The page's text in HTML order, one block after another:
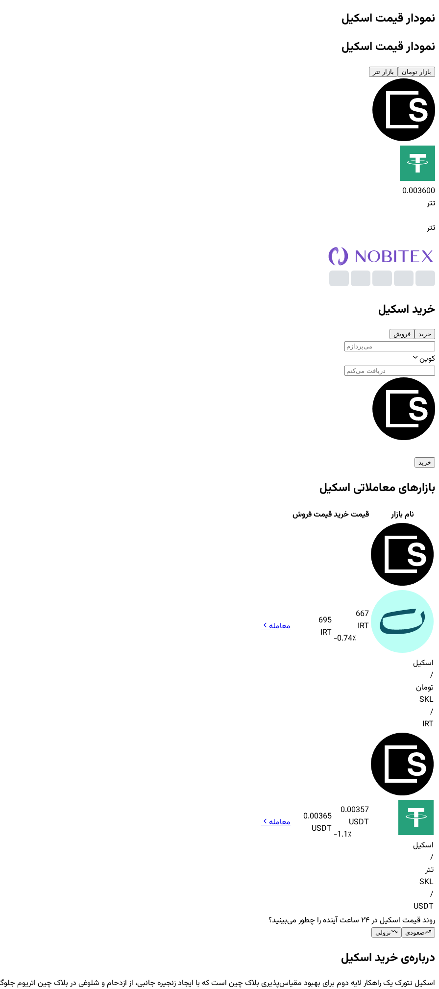
نمودار قیمت اسکیل
نمودار قیمت اسکیل
بازار تومان بازار تتر
0.003600
تتر
تتر
خرید اسکیل
خرید فروش
کوین
خرید
بازارهای معاملاتی اسکیل
نام بازار قیمت خریدقیمت فروش
اسکیل
/
تومان
SKL
/
IRT
667
IRT
-0.74٪
695
IRT
معامله
اسکیل
/
تتر
SKL
/
USDT
0.00357
USDT
-1.1٪
0.00365
USDT
معامله
روند قیمت اسکیل در ۲۴ ساعت آینده را چطور می‌بینید؟
صعودی نزولی
درباره‌ی خرید اسکیل
اسکیل نتورک یک راهکار لایه دوم برای بهبود مقیاس‌پذیری بلاک چین است که با ایجاد زنجیره‌ جانبی، از ازدحام و شلوغی در بلاک چین